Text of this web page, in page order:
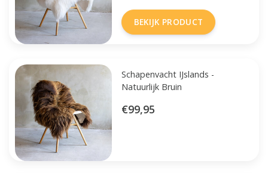
BEKIJK PRODUCT
Schapenvacht IJslands -
Natuurlijk Bruin
€99,95